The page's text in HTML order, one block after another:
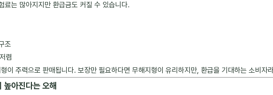
료는 많아지지만 환급금도 커질 수 있습니다.
조
렴
이 주력으로 판매됩니다. 보장만 필요하다면 무해지형이 유리하지만, 환급을 기대하는 소비자
아진다는 오해